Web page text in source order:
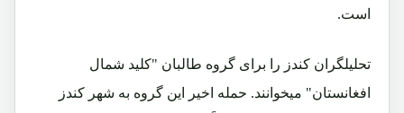
است.
تحلیلگران کندز را برای گروه طالبان "کلید شمال
افغانستان" می‎خوانند. حمله اخیر این گروه به شهر کندز